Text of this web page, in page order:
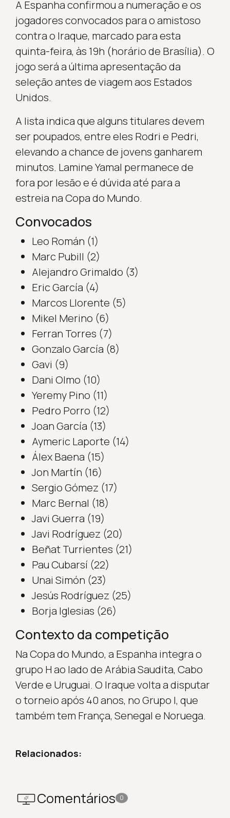
A Espanha confirmou a numeração e os
jogadores convocados para o amistoso
contra o Iraque, marcado para esta
quinta-feira, às 19h (horário de Brasília). O
jogo será a última apresentação da
seleção antes de viagem aos Estados
Unidos.
A lista indica que alguns titulares devem
ser poupados, entre eles Rodri e Pedri,
elevando a chance de jovens ganharem
minutos. Lamine Yamal permanece de
fora por lesão e é dúvida até para a
estreia na Copa do Mundo.
Convocados
Leo Román (1)
Marc Pubill (2)
Alejandro Grimaldo (3)
Eric García (4)
Marcos Llorente (5)
Mikel Merino (6)
Ferran Torres (7)
Gonzalo García (8)
Gavi (9)
Dani Olmo (10)
Yeremy Pino (11)
Pedro Porro (12)
Joan García (13)
Aymeric Laporte (14)
Álex Baena (15)
Jon Martín (16)
Sergio Gómez (17)
Marc Bernal (18)
Javi Guerra (19)
Javi Rodríguez (20)
Beñat Turrientes (21)
Pau Cubarsí (22)
Unai Simón (23)
Jesús Rodríguez (25)
Borja Iglesias (26)
Contexto da competição
Na Copa do Mundo, a Espanha integra o
grupo H ao lado de Arábia Saudita, Cabo
Verde e Uruguai. O Iraque volta a disputar
o torneio após 40 anos, no Grupo I, que
também tem França, Senegal e Noruega.
Relacionados:
Comentários 0